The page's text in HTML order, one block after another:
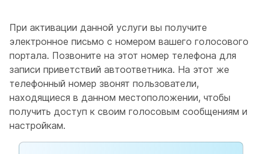
При активации данной услуги вы получите
электронное письмо с номером вашего голосового
портала. Позвоните на этот номер телефона для
записи приветствий автоответника. На этот же
телефонный номер звонят пользователи,
находящиеся в данном местоположении, чтобы
получить доступ к своим голосовым сообщениям и
настройкам.